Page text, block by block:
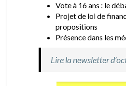
Vote à 16 ans : le
Projet de loi de
propositions
Présence dans les
Lire la newsletter